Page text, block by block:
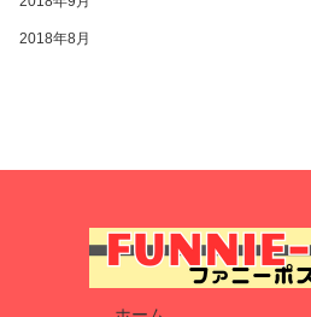
2018年8月